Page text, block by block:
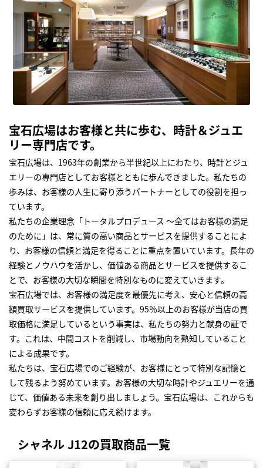
宝石広場はお客様と共に歩む、時計＆ジュエ
リー専門店です。
宝石広場は、1963年の創業から半世紀以上にわたり、時計とジュ
エリーの専門店としてお客様とともに歩んできました。私たちの
歩みは、お客様の人生に寄り添うパートナーとしての役割を担っ
ています。
私たちの企業理念「トータルプロデュース ～全てはお客様の満足
のために」は、常に質の高い商品とサービスを提供することによ
り、お客様の信頼と満足を得ることに重点を置いています。長年の
経験とノウハウを活かし、価値ある商品とサービスを提供するこ
とで、お客様の大切な瞬間を特別なものに変えていきます。
宝石広場では、お客様の満足度を最優先に考え、安心と信頼の高
額買取サービスを提供しています。95％以上のお客様が当店の買
取価格に満足しているという事実は、私たちの努力と献身の証で
す。これは、中間コストを削減し、市場動向を熟知していること
による成果です。
私たちは、宝石広場でのご経験が、お客様にとって特別な記憶と
して残るよう努めています。お客様の大切な時計やジュエリーを通
じて、価値ある未来を創り出しましょう。宝石広場は、これからも
変わらずお客様の信頼に応え続けます。
シャネル J12の買取商品一覧